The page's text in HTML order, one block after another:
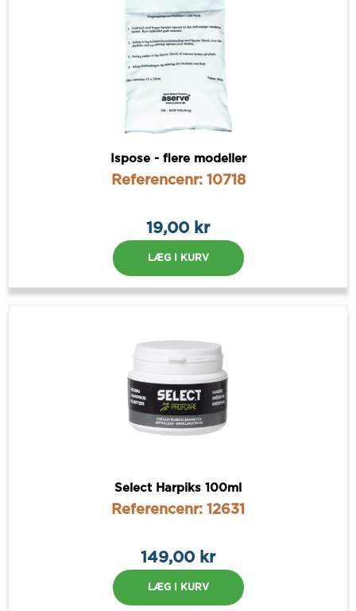
Ispose - flere modeller
Referencenr: 10718
19,00 kr
LÆG I KURV
Select Harpiks 100ml
Referencenr: 12631
149,00 kr
LÆG I KURV